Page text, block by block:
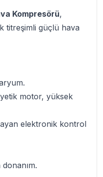
Kompresörü,
titreşimli güçlü hava
motor, yüksek
elektronik kontrol